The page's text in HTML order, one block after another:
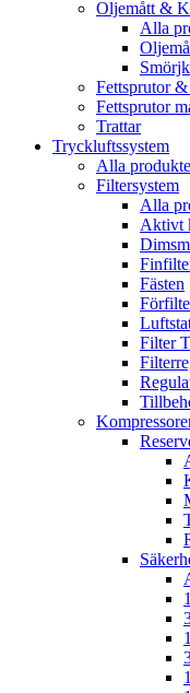
Oljemått &
Alla
Fettsprutor
Fettsprutor
Trattar
Tryckluftssystem
Alla
Filtersystem
Alla
Aktivt
Fästen
Filter